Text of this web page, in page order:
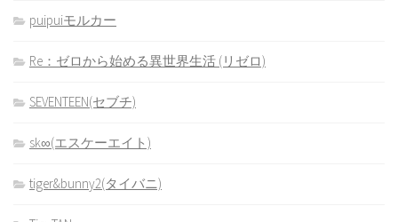
puipuiモルカー
Re：ゼロから始める異世界生活 (リゼロ)
SEVENTEEN(セブチ)
sk∞(エスケーエイト)
tiger&bunny2(タイバニ)